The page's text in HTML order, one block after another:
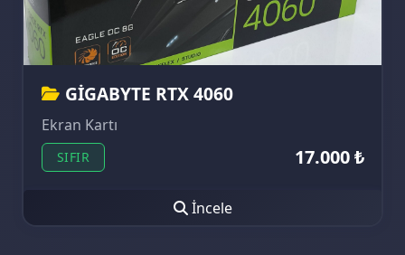
GİGABYTE RTX 4060
Ekran Kartı
SIFIR 17.000 ₺
İncele